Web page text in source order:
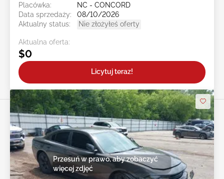
Placówka:
NC - CONCORD
Data sprzedaży:
08/10/2026
Aktualny status:
Nie złożyłeś oferty
Aktualna oferta:
$0
Licytuj teraz!
Przesuń w prawo, aby zobaczyć
więcej zdjęć